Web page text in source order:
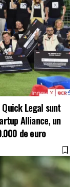
Legal sunt
Alliance, un
de euro